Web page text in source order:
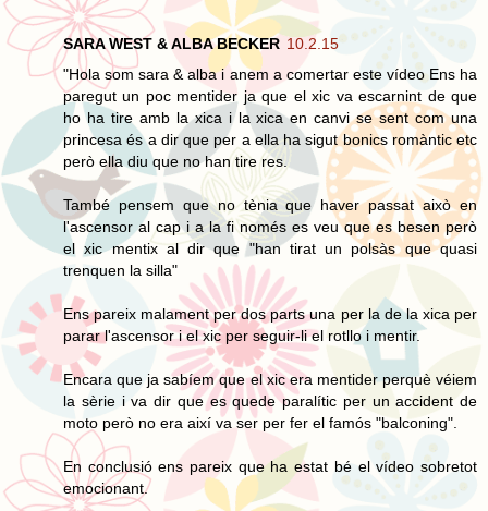
SARA WEST & ALBA BECKER 10.2.15
"Hola som sara & alba i anem a comertar este vídeo Ens ha
paregut un poc mentider ja que el xic va escarnint de que
ho ha tire amb la xica i la xica en canvi se sent com una
princesa és a dir que per a ella ha sigut bonics romàntic etc
però ella diu que no han tire res.
També pensem que no tènia que haver passat això en
l'ascensor al cap i a la fi només es veu que es besen però
el xic mentix al dir que "han tirat un polsàs que quasi
trenquen la silla"
Ens pareix malament per dos parts una per la de la xica per
parar l'ascensor i el xic per seguir-li el rotllo i mentir.
Encara que ja sabíem que el xic era mentider perquè véiem
la sèrie i va dir que es quede paralític per un accident de
moto però no era així va ser per fer el famós "balconing".
En conclusió ens pareix que ha estat bé el vídeo sobretot
emocionant.